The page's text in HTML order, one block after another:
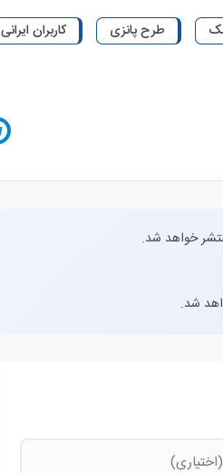
طرح پانزی
کاربران ایرانی
خواهد شد.
شد.